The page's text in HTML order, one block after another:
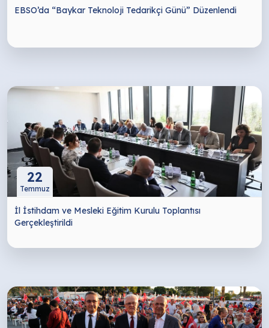
EBSO’da “Baykar Teknoloji Tedarikçi Günü” Düzenlendi
22
Temmuz
İl İstihdam ve Mesleki Eğitim Kurulu Toplantısı
Gerçekleştirildi